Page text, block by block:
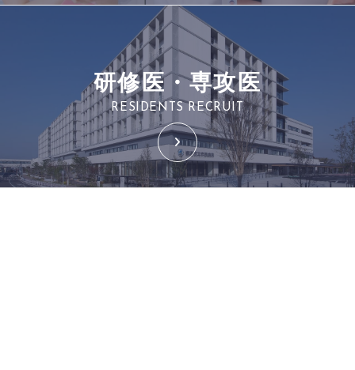
研修医・専攻医
RESIDENTS RECRUIT